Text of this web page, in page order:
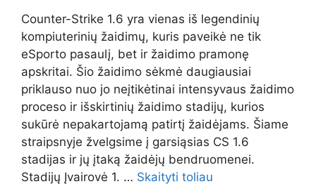
Counter-Strike 1.6 yra vienas iš legendinių
kompiuterinių žaidimų, kuris paveikė ne tik
eSporto pasaulį, bet ir žaidimo pramonę
apskritai. Šio žaidimo sėkmė daugiausiai
priklauso nuo jo neįtikėtinai intensyvaus žaidimo
proceso ir išskirtinių žaidimo stadijų, kurios
sukūrė nepakartojamą patirtį žaidėjams. Šiame
straipsnyje žvelgsime į garsiąsias CS 1.6
stadijas ir jų įtaką žaidėjų bendruomenei.
Stadijų Įvairovė 1. … Skaityti toliau